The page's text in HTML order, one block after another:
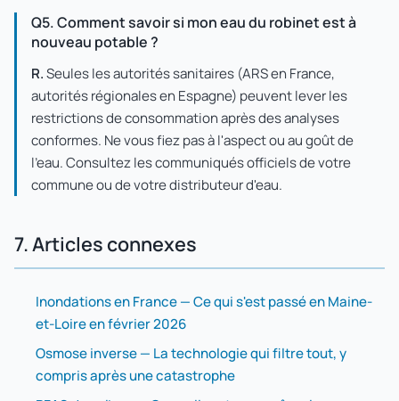
Q5. Comment savoir si mon eau du robinet est à
nouveau potable ?
R.Seules les autorités sanitaires (ARS en France,
autorités régionales en Espagne) peuvent lever les
restrictions de consommation après des analyses
conformes. Ne vous fiez pas à l'aspect ou au goût de
l'eau. Consultez les communiqués officiels de votre
commune ou de votre distributeur d'eau.
7. Articles connexes
Inondations en France — Ce qui s'est passé en Maine-
et-Loire en février 2026
Osmose inverse — La technologie qui filtre tout, y
compris après une catastrophe